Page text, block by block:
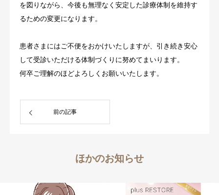
を図りながら、今後も無理なく安定した診療体制を維持す
るための変更になります。
患者さまにはご不便をおかけいたしますが、引き続き安心
して受診いただける体制づくりに努めてまいります。
何卒ご理解のほどよろしくお願いいたします。
前の記事
ほかのお知らせ